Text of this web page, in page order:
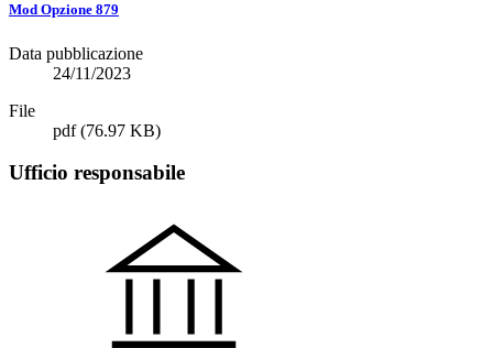
Mod Opzione 879
Data pubblicazione
24/11/2023
File
pdf(76.97 KB)
Ufficio responsabile